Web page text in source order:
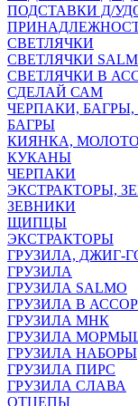
ПОДСТАВКИ Д/
СВЕТЛЯЧКИ
СВЕТЛЯЧКИ
СВЕТЛЯЧКИ В
СДЕЛАЙ САМ
ЧЕРПАКИ,
БАГРЫ
КИЯНКА,
КУКАНЫ
ЧЕРПАКИ
ЭКСТРАКТОРЫ,
ЗЕВНИКИ
ЩИПЦЫ
ЭКСТРАКТОРЫ
ГРУЗИЛА, ДЖИГ-
ГРУЗИЛА
ГРУЗИЛА SALMO
ГРУЗИЛА В
ГРУЗИЛА МНК
ГРУЗИЛА
ГРУЗИЛА НАБОРЫ
ГРУЗИЛА ПИРС
ГРУЗИЛА СЛАВА
ОТЦЕПЫ